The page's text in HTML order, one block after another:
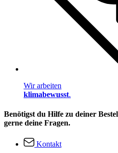
Wir arbeiten
klimabewusst.
Benötigst du Hilfe zu deiner
gerne deine Fragen.
Kontakt